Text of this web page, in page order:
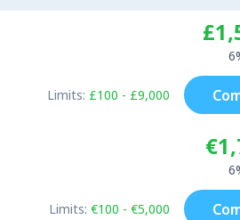
Limits: £100 - £9,000
Limits: €100 - €5,000